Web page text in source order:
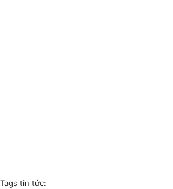
Tags tin tức: